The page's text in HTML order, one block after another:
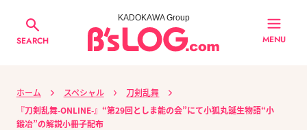
SEARCH
KADOKAWA Group
MENU
ホーム スペシャル
刀剣乱舞
『刀剣乱舞-ONLINE-』“第29回としま能の会”にて小狐丸誕生物語“小
鍛冶”の解説小冊子配布